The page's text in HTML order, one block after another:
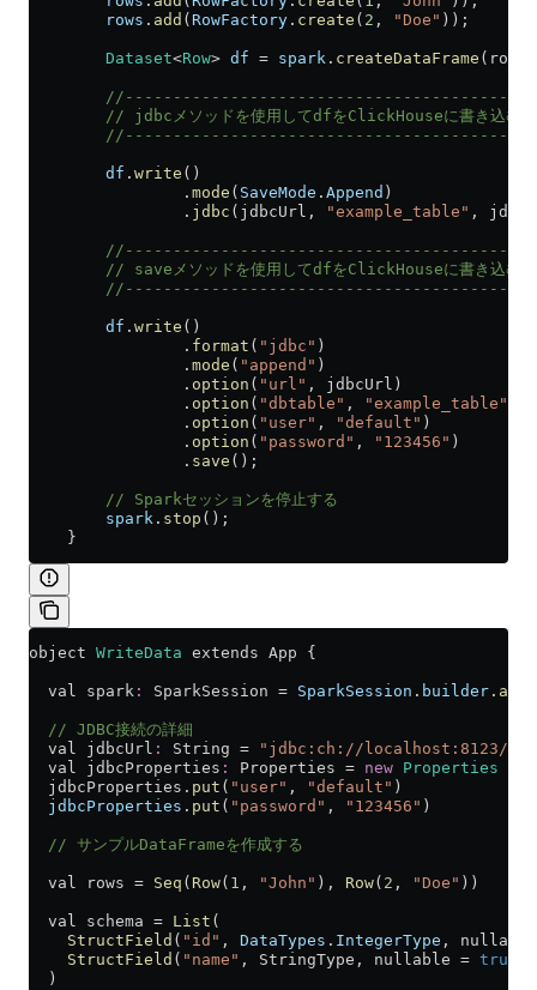
        rows
. add ( RowFactory . create ( 2 , "Doe" ));
        Dataset
<Row> df = spark . createDataFrame
        // jdbcメソッドを使用してdfをClickHouseに書き込む
        df
. write ()
                .
mode ( SaveMode . Append )
                .
jdbc (jdbcUrl, "example_table" ,
        // saveメソッドを使用してdfをClickHouseに書き込む
        df
. write ()
                .
format ( "jdbc" )
                .
mode ( "append" )
                .
option ( "url" , jdbcUrl)
                .
option ( "dbtable" , "example_table"
                .
option ( "user" , "default" )
                .
option ( "password" , "123456" )
                .
save ();
        // Sparkセッションを停止する
        spark
. stop ();
    }
object WriteData extends App {
  val spark
: SparkSession = SparkSession . builder .
  // JDBC接続の詳細
  val jdbcUrl
: String = "jdbc:ch://localhost:8123/
  val jdbcProperties
: Properties = new Properties
  jdbcProperties.
put ( "user" , "default" )
  jdbcProperties
. put ( "password" , "123456" )
  // サンプルDataFrameを作成する
  val rows
= Seq ( Row( 1 , "John" ), Row( 2 , "Doe" ))
  val schema
= List (
    StructField
( "id" , DataTypes . IntegerType ,
    StructField
( "name" , StringType, nullable = true
  )